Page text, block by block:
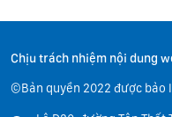
Chịu trách nhiệm nội dung
©Bản quyền 2022 được bảo